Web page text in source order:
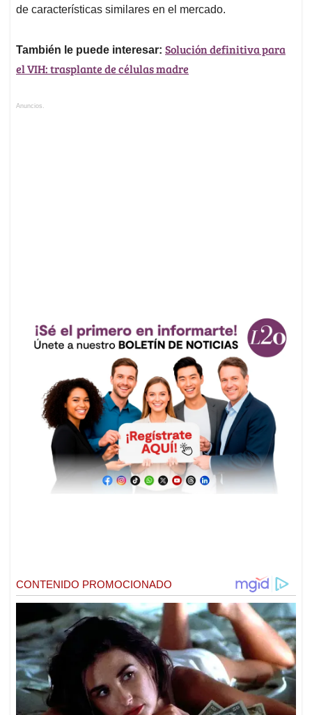
de características similares en el mercado.
También le puede interesar: Solución definitiva para
el VIH: trasplante de células madre
Anuncios.